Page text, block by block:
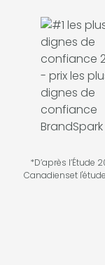
*D’après l’Étude
Canadienset